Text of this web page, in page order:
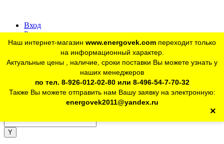
Вход
Регистрация
Для юр. лиц:+7 (926) 012-02-80
telegram Розничный магазин:+7 (925) 902-46-10
Наш интернет-магазин www.energovek.com переходит только
на информационный характер.
Актуальные цены , наличие, сроки поставки Вы можете узнать у
наших менеджеров
по тел. 8-926-012-02-80 или 8-496-54-7-70-32
Также Вы можете отправить нам Вашу заявку на электронную:
energovek2011@yandex.ru
×